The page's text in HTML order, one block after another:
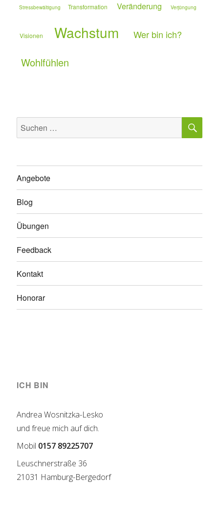
Stressbewältigung Transformation Veränderung Verjüngung
Visionen Wachstum Wer bin ich?
Wohlfühlen
Suchen
nach:
Angebote
Blog
Übungen
Feedback
Kontakt
Honorar
ICH BIN
Andrea Wosnitzka-Lesko
und freue mich auf dich.
Mobil 0157 89225707
Leuschnerstraße 36
21031 Hamburg-Bergedorf